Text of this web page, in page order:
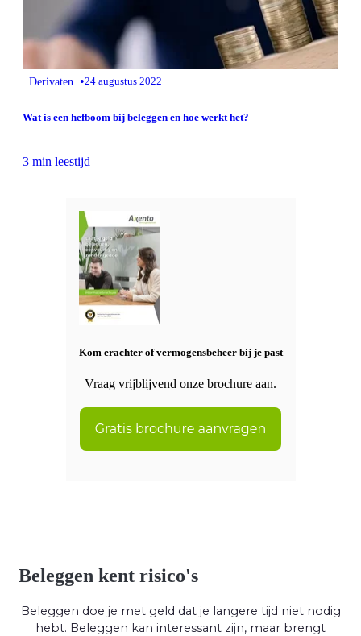
Derivaten •24 augustus 2022
Wat is een hefboom bij beleggen en hoe werkt het?
3 min leestijd
Kom erachter of vermogensbeheer bij je past
Vraag vrijblijvend onze brochure aan.
Beleggen kent risico's
Beleggen doe je met geld dat je langere tijd niet nodig
hebt. Beleggen kan interessant zijn, maar brengt